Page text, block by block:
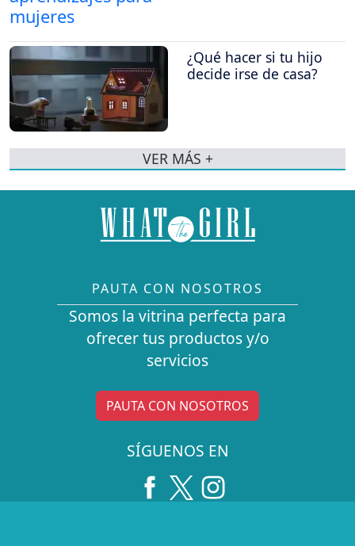
¿Qué hacer si tu hijo
decide irse de casa?
VER MÁS +
PAUTA CON NOSOTROS
Somos la vitrina perfecta para
ofrecer tus productos y/o
servicios
PAUTA CON NOSOTROS
SÍGUENOS EN